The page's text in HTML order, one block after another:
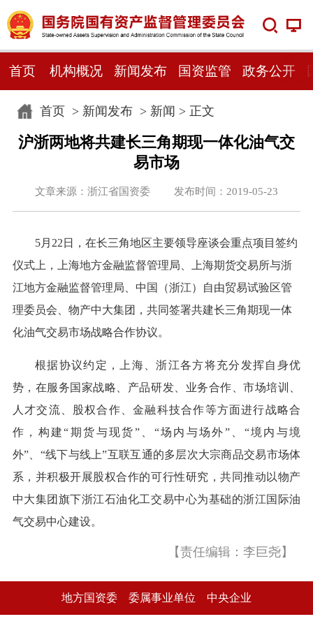
首页 机构概况 新闻发布 国资监管 政务公开
首页> 新闻发布> 新闻 > 正文
沪浙两地将共建长三角期现一体化油气交
易市场
文章来源：浙江省国资委 发布时间：2019-05-23
5月22日，在长三角地区主要领导座谈会重点项目签约
仪式上，上海地方金融监督管理局、上海期货交易所与浙
江地方金融监督管理局、中国（浙江）自由贸易试验区管
理委员会、物产中大集团，共同签署共建长三角期现一体
化油气交易市场战略合作协议。
根据协议约定，上海、浙江各方将充分发挥自身优
势，在服务国家战略、产品研发、业务合作、市场培训、
人才交流、股权合作、金融科技合作等方面进行战略合
作，构建“期货与现货”、“场内与场外”、“境内与境
外”、“线下与线上”互联互通的多层次大宗商品交易市场体
系，并积极开展股权合作的可行性研究，共同推动以物产
中大集团旗下浙江石油化工交易中心为基础的浙江国际油
气交易中心建设。
【责任编辑：李巨尧】
地方国资委 委属事业单位 中央企业